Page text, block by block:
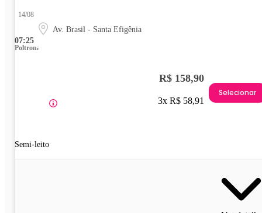
07:25
14/08
Av. Brasil - Santa Efigênia
Poltrona
Semi-leito
R$ 158,90
3x R$ 58,91
Selecionar